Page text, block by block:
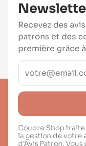
Recevez des
patrons et des
première grâce
Coudre Shop
la gestion de votre
d’Avis Patron.